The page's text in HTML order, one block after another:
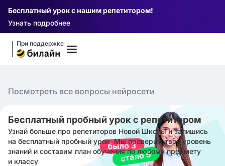
Бесплатный урок с нашим репетитором!
Узнать подробнее
При поддержке
Посмотреть все вопросы нейросети
Бесплатный пробный урок с репетитором
Узнай больше про репетиторов Новой Школы и запишись
на бесплатный пробный урок. Мы проверим твой уровень
знаний и составим план обучения по любому предмету
и классу